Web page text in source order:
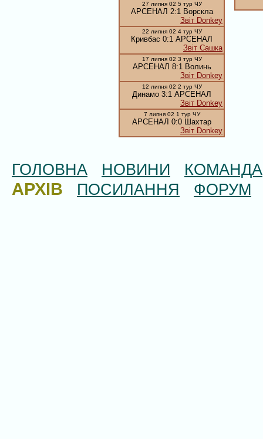
27 липня 02 5 тур ЧУ
АРСЕНАЛ 2:1 Ворскла
Звіт Donkey
22 липня 02 4 тур ЧУ
Кривбас 0:1 АРСЕНАЛ
Звiт Сашка
17 липня 02 3 тур ЧУ
АРСЕНАЛ 8:1 Волинь
Звіт Donkey
12 липня 02 2 тур ЧУ
Динамо 3:1 АРСЕНАЛ
Звіт Donkey
7 липня 02 1 тур ЧУ
АРСЕНАЛ 0:0 Шахтар
Звіт Donkey
ГОЛОВНА НОВИНИ КОМАНДА
АРХІВ ПОСИЛАННЯ ФОРУМ